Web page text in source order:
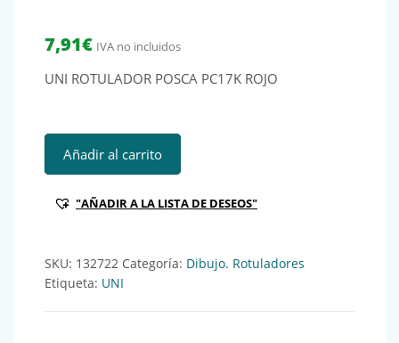
7,91€ IVA no incluidos
UNI ROTULADOR POSCA PC17K ROJO
UNI ROTULADOR POSCA PC17K ROJO Ref:132722 cantidad
Añadir al carrito
"AÑADIR A LA LISTA DE DESEOS"
SKU: 132722 Categoría: Dibujo. Rotuladores
Etiqueta: UNI